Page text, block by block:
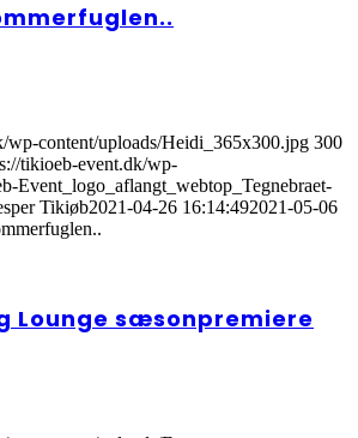
wp-content/uploads/Heidi_365x300.jpg 300
tikioeb-event.dk/wp-
Event_logo_aflangt_webtop_Tegnebraet-
Tikiøb2021-04-26 16:14:492021-05-06
Lounge sæsonpremiere